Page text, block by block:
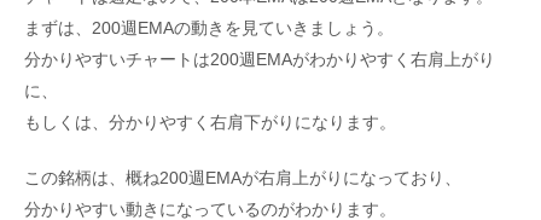
まずは、200週EMAの動きを見ていきましょう。
分かりやすいチャートは200週EMAがわかりやすく右肩上がり
に、
もしくは、分かりやすく右肩下がりになります。
この銘柄は、概ね200週EMAが右肩上がりになっており、
分かりやすい動きになっているのがわかります。